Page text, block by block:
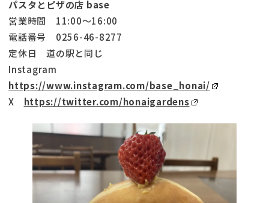
パスタとピザの店 base
営業時間 11:00～16:00
電話番号 0256-46-8277
定休日 道の駅と同じ
Instagram
https://www.instagram.com/base_honai/
X https://twitter.com/honaigardens